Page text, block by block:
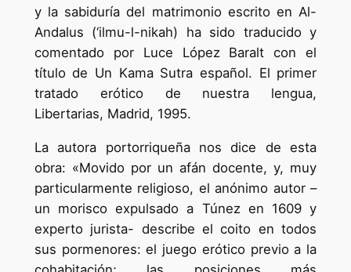
y la sabiduría del matrimonio escrito en Al-
Andalus (‘ilmu-l-nikah) ha sido traducido y
comentado por Luce López Baralt con el
título de Un Kama Sutra español. El primer
tratado erótico de nuestra lengua,
Libertarias, Madrid, 1995.
La autora portorriqueña nos dice de esta
obra: «Movido por un afán docente, y, muy
particularmente religioso, el anónimo autor –
un morisco expulsado a Túnez en 1609 y
experto jurista- describe el coito en todos
sus pormenores: el juego erótico previo a la